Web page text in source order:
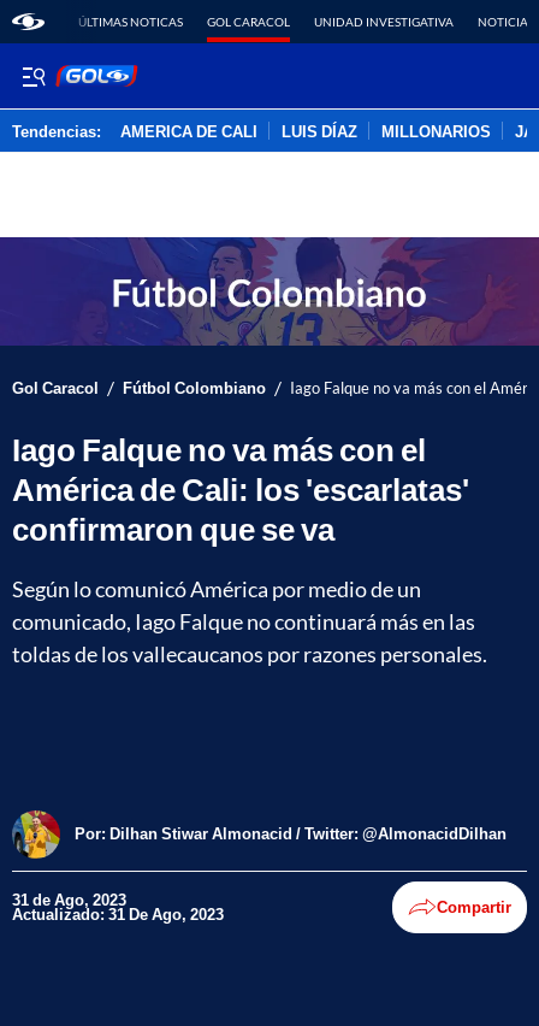
ÚLTIMAS NOTICAS GOL CARACOL UNIDAD INVESTIGATIVA NOTICIAS
Tendencias: AMERICA DE CALI LUIS DÍAZ MILLONARIOS
Gol Caracol / Fútbol Colombiano / Iago Falque no va más con el
Iago Falque no va más con el
América de Cali: los 'escarlatas'
confirmaron que se va
Según lo comunicó América por medio de un
comunicado, Iago Falque no continuará más en las
toldas de los vallecaucanos por razones personales.
Por: Dilhan Stiwar Almonacid / Twitter: @AlmonacidDilhan
31 de Ago, 2023
Actualizado: 31 De Ago, 2023 Compartir